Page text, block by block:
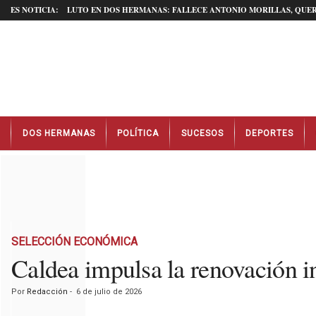
ES NOTICIA: LUTO EN DOS HERMANAS: FALLECE ANTONIO MORILLAS,
t
DOS HERMANAS POLÍTICA SUCESOS DEPORTES
SELECCIÓN ECONÓMICA
Caldea impulsa la renovación
Por Redacción - 6 de julio de 2026